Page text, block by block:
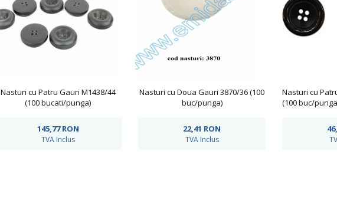
Nasturi cu Patru Gauri M1438/44
(100 bucati/punga)
145,77RON
TVA Inclus
Nasturi cu Doua Gauri 3870/36 (100
buc/punga)
22,41 RON
TVA Inclus
Nasturi cu
(100 buc/